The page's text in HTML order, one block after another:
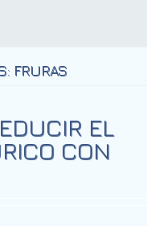
FRURAS
EL
CON